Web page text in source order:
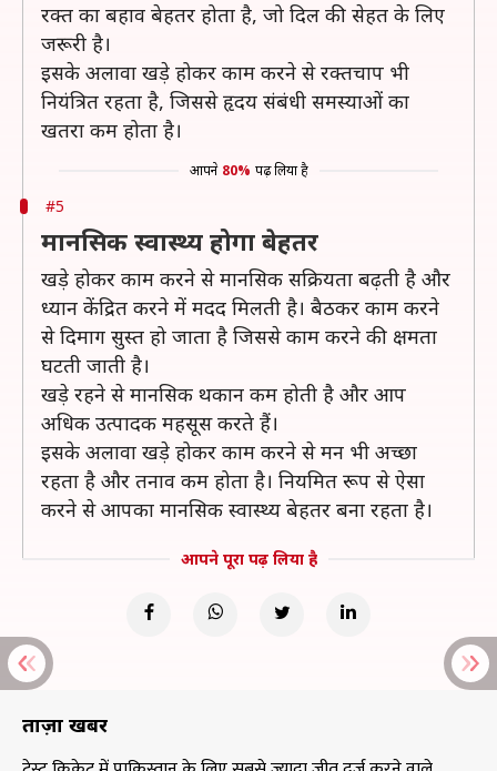
रक्त का बहाव बेहतर होता है, जो दिल की सेहत के लिए
जरूरी है।
इसके अलावा खड़े होकर काम करने से रक्तचाप भी
नियंत्रित रहता है, जिससे हृदय संबंधी समस्याओं का
खतरा कम होता है।
आपने 80% पढ़ लिया है
#5
मानसिक स्वास्थ्य होगा बेहतर
खड़े होकर काम करने से मानसिक सक्रियता बढ़ती है और
ध्यान केंद्रित करने में मदद मिलती है। बैठकर काम करने
से दिमाग सुस्त हो जाता है जिससे काम करने की क्षमता
घटती जाती है।
खड़े रहने से मानसिक थकान कम होती है और आप
अधिक उत्पादक महसूस करते हैं।
इसके अलावा खड़े होकर काम करने से मन भी अच्छा
रहता है और तनाव कम होता है। नियमित रूप से ऐसा
करने से आपका मानसिक स्वास्थ्य बेहतर बना रहता है।
आपने पूरा पढ़ लिया है
ताज़ा खबरें